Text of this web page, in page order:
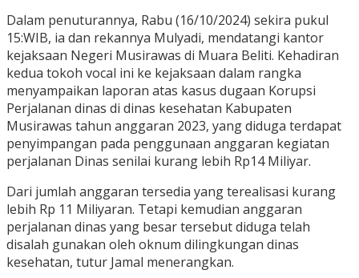
Dalam penuturannya, Rabu (16/10/2024) sekira pukul
15:WIB, ia dan rekannya Mulyadi, mendatangi kantor
kejaksaan Negeri Musirawas di Muara Beliti. Kehadiran
kedua tokoh vocal ini ke kejaksaan dalam rangka
menyampaikan laporan atas kasus dugaan Korupsi
Perjalanan dinas di dinas kesehatan Kabupaten
Musirawas tahun anggaran 2023, yang diduga terdapat
penyimpangan pada penggunaan anggaran kegiatan
perjalanan Dinas senilai kurang lebih Rp14 Miliyar.
Dari jumlah anggaran tersedia yang terealisasi kurang
lebih Rp 11 Miliyaran. Tetapi kemudian anggaran
perjalanan dinas yang besar tersebut diduga telah
disalah gunakan oleh oknum dilingkungan dinas
kesehatan, tutur Jamal menerangkan.